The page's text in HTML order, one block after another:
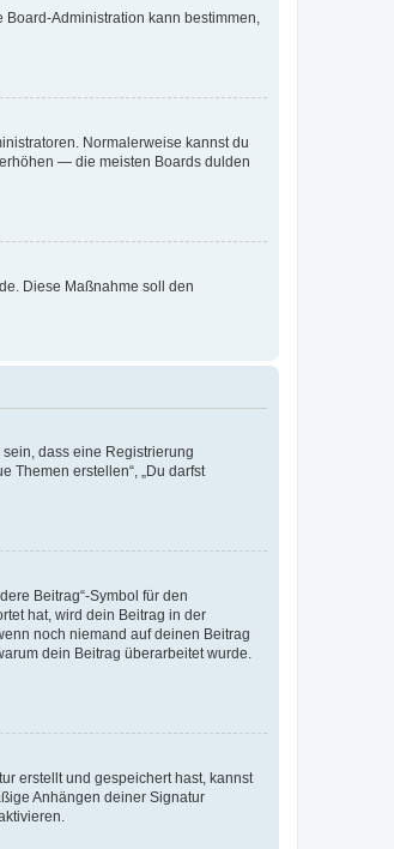
Board-Administration kann bestimmen,
Normalerweise kannst du
— die meisten Boards dulden
Diese Maßnahme soll den
sein, dass eine Registrierung
Themen erstellen“, „Du darfst
Beitrag“-Symbol für den
hat, wird dein Beitrag in der
noch niemand auf deinen Beitrag
dein Beitrag überarbeitet wurde.
erstellt und gespeichert hast, kannst
Anhängen deiner Signatur